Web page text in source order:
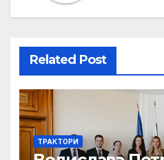
Related Post
ТРАКТОРИ